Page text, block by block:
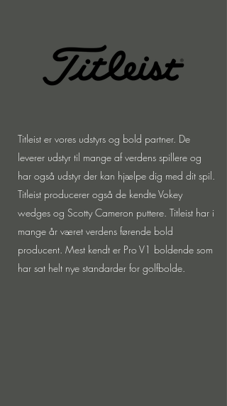
Titleist er vores udstyrs og bold partner. De
leverer udstyr til mange af verdens spillere og
har også udstyr der kan hjælpe dig med dit spil.
Titleist producerer også de kendte Vokey
wedges og Scotty Cameron puttere. Titleist har i
mange år været verdens førende bold
producent. Mest kendt er Pro V1 boldende som
har sat helt nye standarder for golfbolde.